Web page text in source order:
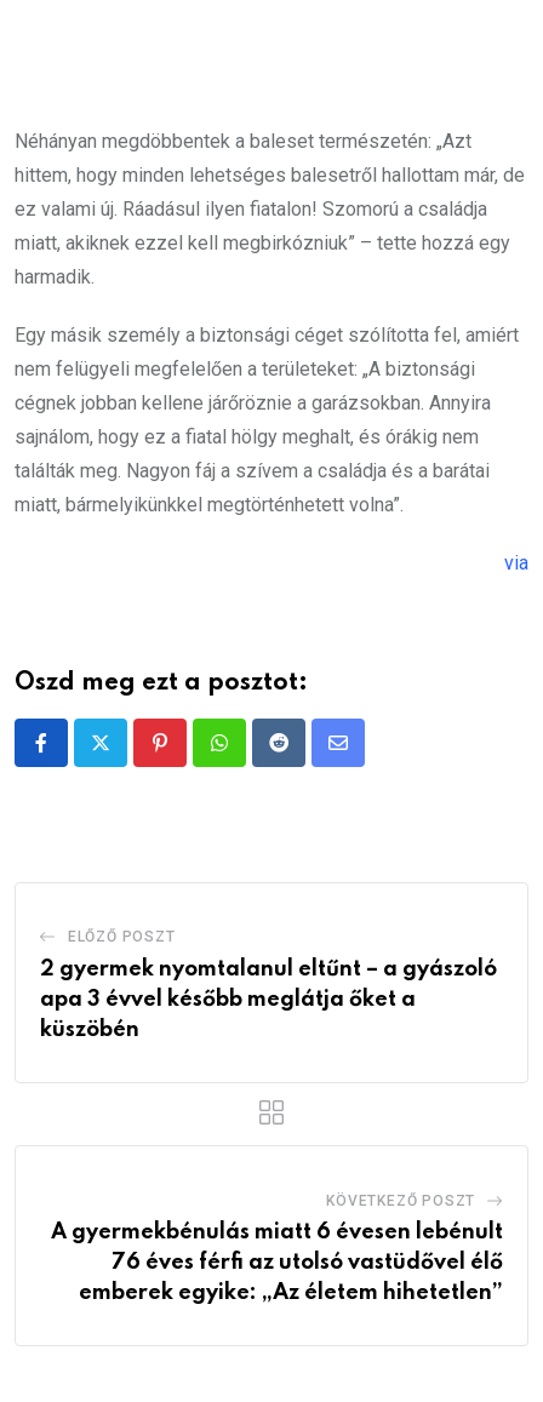
Néhányan megdöbbentek a baleset természetén: „Azt
hittem, hogy minden lehetséges balesetről hallottam már, de
ez valami új. Ráadásul ilyen fiatalon! Szomorú a családja
miatt, akiknek ezzel kell megbirkózniuk” – tette hozzá egy
harmadik.
Egy másik személy a biztonsági céget szólította fel, amiért
nem felügyeli megfelelően a területeket: „A biztonsági
cégnek jobban kellene járőröznie a garázsokban. Annyira
sajnálom, hogy ez a fiatal hölgy meghalt, és órákig nem
találták meg. Nagyon fáj a szívem a családja és a barátai
miatt, bármelyikünkkel megtörténhetett volna”.
via
Oszd meg ezt a posztot:
PinterestWhatsappRedditShare
ELŐZŐ POSZT
2 gyermek nyomtalanul eltűnt – a gyászoló
apa 3 évvel később meglátja őket a
küszöbén
KÖVETKEZŐ POSZT
A gyermekbénulás miatt 6 évesen lebénult
76 éves férfi az utolsó vastüdővel élő
emberek egyike: „Az életem hihetetlen”